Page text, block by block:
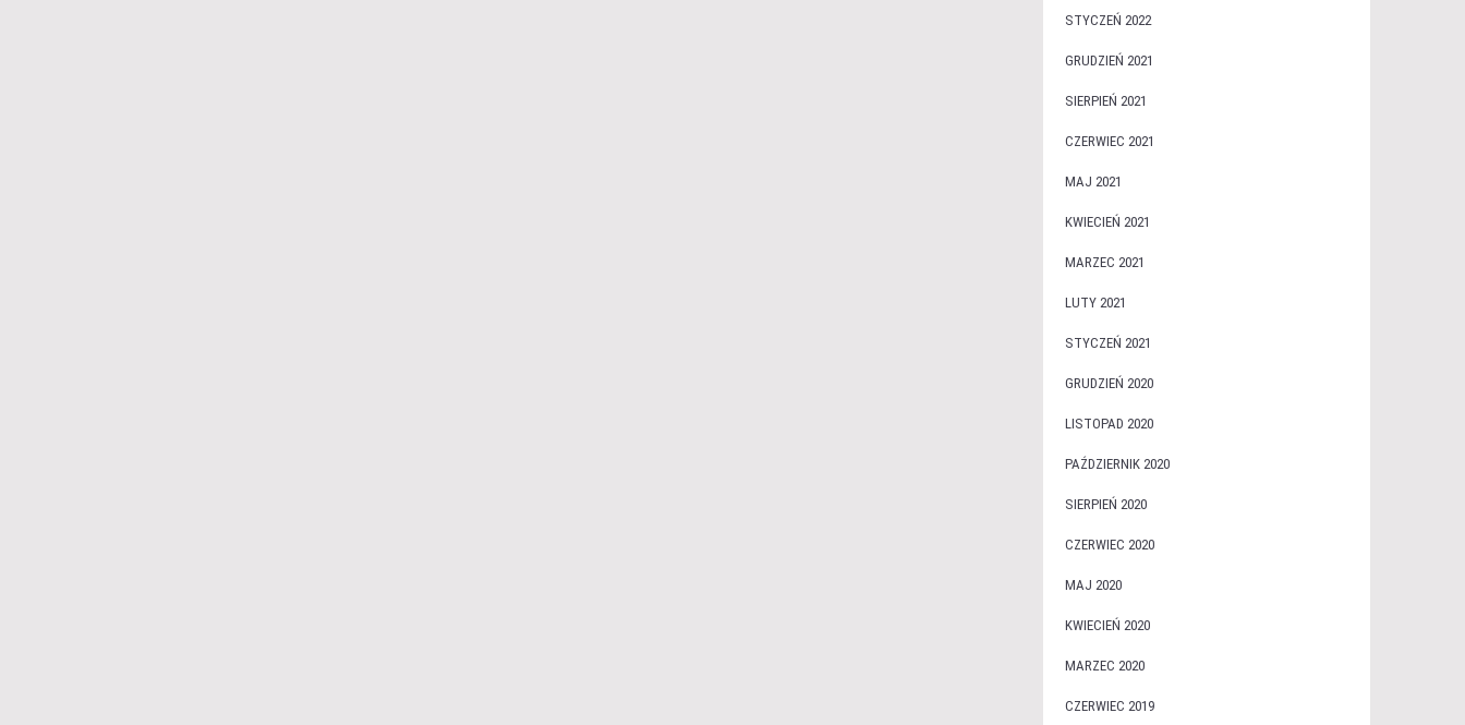
STYCZEŃ 2022
GRUDZIEŃ 2021
SIERPIEŃ 2021
CZERWIEC 2021
MAJ 2021
KWIECIEŃ 2021
MARZEC 2021
LUTY 2021
STYCZEŃ 2021
GRUDZIEŃ 2020
LISTOPAD 2020
PAŹDZIERNIK 2020
SIERPIEŃ 2020
CZERWIEC 2020
MAJ 2020
KWIECIEŃ 2020
MARZEC 2020
CZERWIEC 2019